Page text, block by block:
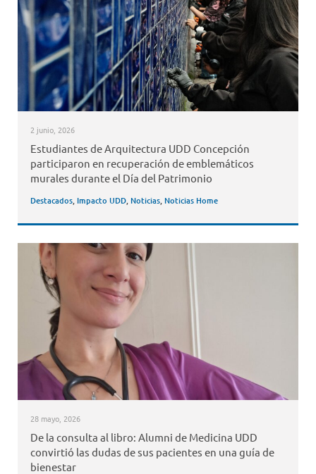
2 junio, 2026
Estudiantes de Arquitectura UDD Concepción
participaron en recuperación de emblemáticos
murales durante el Día del Patrimonio
Destacados, Impacto UDD, Noticias, Noticias Home
28 mayo, 2026
De la consulta al libro: Alumni de Medicina UDD
convirtió las dudas de sus pacientes en una guía de
bienestar